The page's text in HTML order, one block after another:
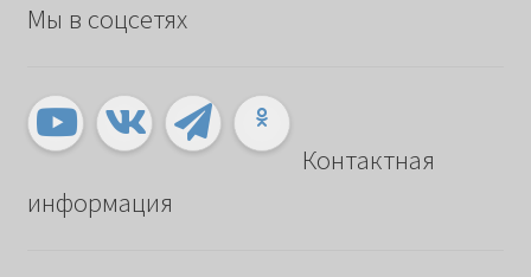
Мы в соцсетях
Контактная
информация